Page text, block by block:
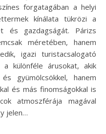
forgatagában a helyi
kínálata tükrözi a
és gazdagságát. Párizs
méretében, hanem
igazi turistacsalogató
különféle árusokat, akik
gyümölcsökkel, hanem
és más finomságokkal is
atmoszférája magával
jelen…